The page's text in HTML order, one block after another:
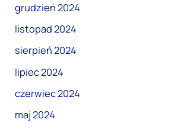
grudzień 2024
listopad 2024
sierpień 2024
lipiec 2024
czerwiec 2024
maj 2024